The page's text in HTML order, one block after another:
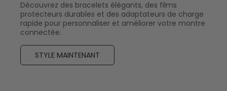
Découvrez des bracelets élégants, des films
protecteurs durables et des adaptateurs de charge
rapide pour personnaliser et améliorer votre montre
connectée.
STYLE MAINTENANT